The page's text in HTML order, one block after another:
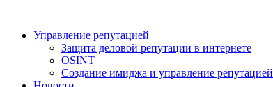
Управление репутацией
Защита деловой репутации в интернете
OSINT
Создание имиджа и управление репутацией